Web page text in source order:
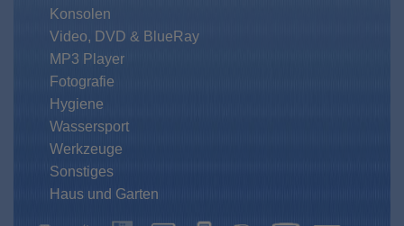
Konsolen
Video, DVD & BlueRay
MP3 Player
Fotografie
Hygiene
Wassersport
Werkzeuge
Sonstiges
Haus und Garten